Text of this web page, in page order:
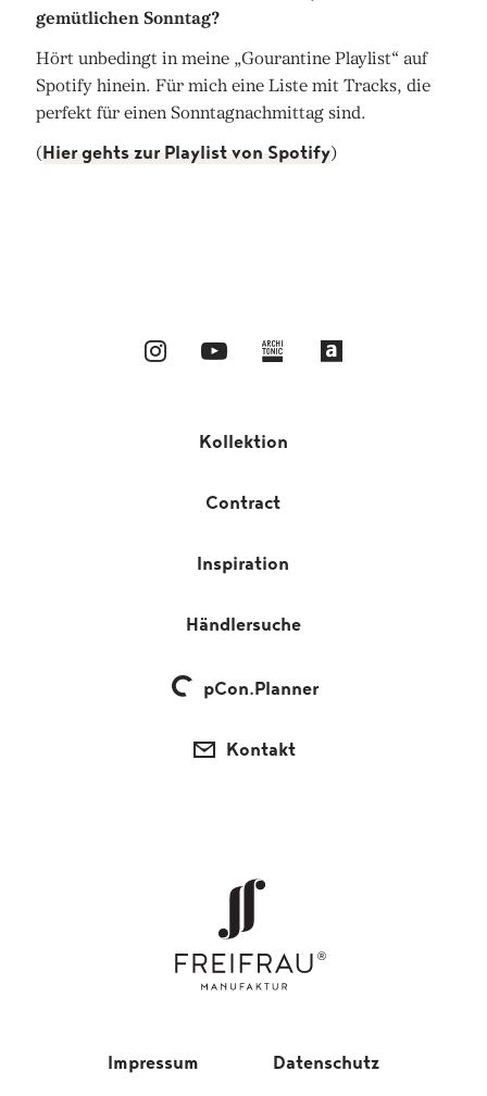
gemütlichen Sonntag?
Hört unbedingt in meine „Gourantine Playlist“ auf
Spotify hinein. Für mich eine Liste mit Tracks, die
perfekt für einen Sonntagnachmittag sind.
(Hier gehts zur Playlist von Spotify)
Kollektion
Contract
Inspiration
Händlersuche
pCon.Planner
Kontakt
Impressum Datenschutz